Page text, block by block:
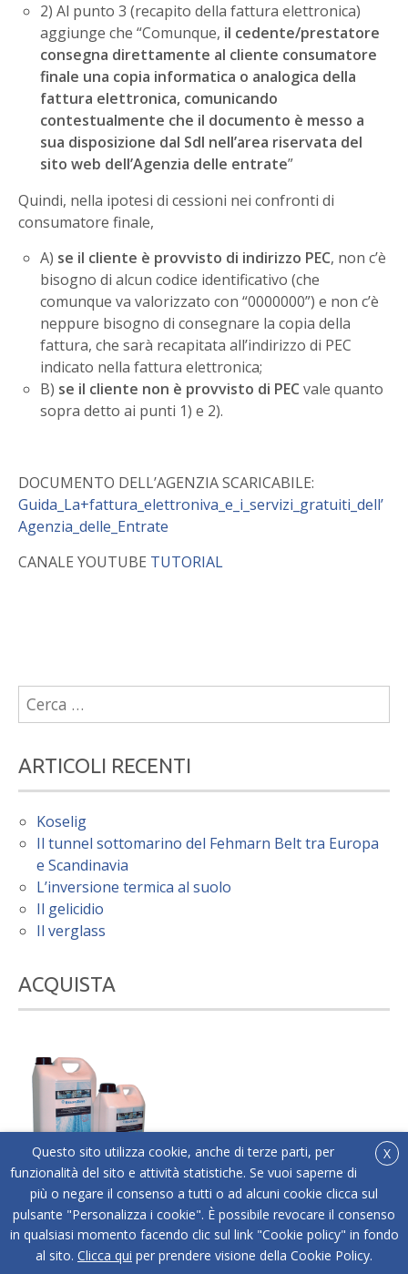
2) Al punto 3 (recapito della fattura elettronica)
aggiunge che “Comunque, il cedente/prestatore
consegna direttamente al cliente consumatore
finale una copia informatica o analogica della
fattura elettronica, comunicando
contestualmente che il documento è messo a
sua disposizione dal SdI nell’area riservata del
sito web dell’Agenzia delle entrate”
Quindi, nella ipotesi di cessioni nei confronti di
consumatore finale,
A) se il cliente è provvisto di indirizzo PEC, non c’è
bisogno di alcun codice identificativo (che
comunque va valorizzato con “0000000”) e non c’è
neppure bisogno di consegnare la copia della
fattura, che sarà recapitata all’indirizzo di PEC
indicato nella fattura elettronica;
B) se il cliente non è provvisto di PEC vale quanto
sopra detto ai punti 1) e 2).
DOCUMENTO DELL’AGENZIA SCARICABILE:
Guida_La+fattura_elettroniva_e_i_servizi_gratuiti_dell’
Agenzia_delle_Entrate
CANALE YOUTUBE TUTORIAL
Ricerca
per:
ARTICOLI RECENTI
Koselig
Il tunnel sottomarino del Fehmarn Belt tra Europa
e Scandinavia
L’inversione termica al suolo
Il gelicidio
Il verglass
ACQUISTA
Acquista online Below Zero® l'antigelo liquido adatto
a tutti i tipi di superfici.
ACQUISTA
X
Questo sito utilizza cookie, anche di terze parti, per
funzionalità del sito e attività statistiche. Se vuoi saperne di
più o negare il consenso a tutti o ad alcuni cookie clicca sul
pulsante "Personalizza i cookie". È possibile revocare il consenso
in qualsiasi momento facendo clic sul link "Cookie policy" in fondo
al sito. Clicca qui per prendere visione della Cookie Policy.